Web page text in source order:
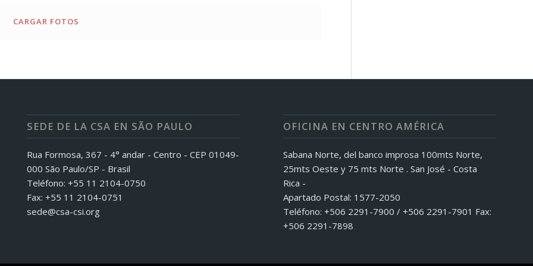
CARGAR FOTOS
SEDE DE LA CSA EN SÃO PAULO
Rua Formosa, 367 - 4° andar - Centro - CEP 01049-
000 São Paulo/SP - Brasil
Teléfono: +55 11 2104-0750
Fax: +55 11 2104-0751
sede@csa-csi.org
OFICINA EN CENTRO AMÉRICA
Sabana Norte, del banco improsa 100mts Norte,
25mts Oeste y 75 mts Norte . San José - Costa
Rica -
Apartado Postal: 1577-2050
Teléfono: +506 2291-7900 / +506 2291-7901 Fax:
+506 2291-7898